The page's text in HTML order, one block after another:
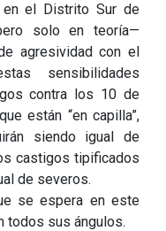
el Distrito Sur de
solo en teoría—
agresividad con el
sensibilidades
contra los 10 de
están “en capilla”,
siendo igual de
castigos tipificados
de severos.
se espera en este
todos sus ángulos.